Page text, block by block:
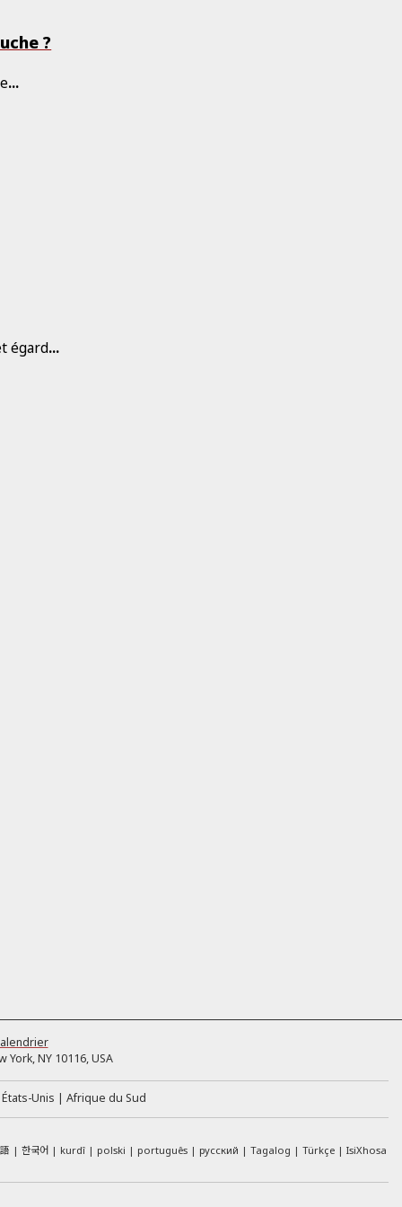
?
...
égard...
York, NY 10116, USA
États-Unis Afrique du Sud
한국어 kurdî polski português русский Tagalog Türkçe IsiXhosa